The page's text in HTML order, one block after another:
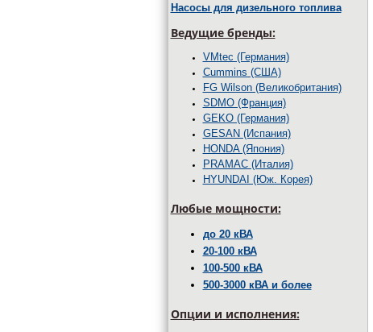
Насосы для дизельного топлива
Ведущие бренды:
VMtec (Германия)
Cummins (США)
FG Wilson (Великобритания)
SDMО (Франция)
GEKO (Германия)
GESAN (Испания)
HONDA (Япония)
PRAMAC (Италия)
HYUNDAI (Юж. Корея)
Любые мощности:
до 20 кВА
20-100 кВА
100-500 кВА
500-3000 кВА и более
Опции и исполнения: